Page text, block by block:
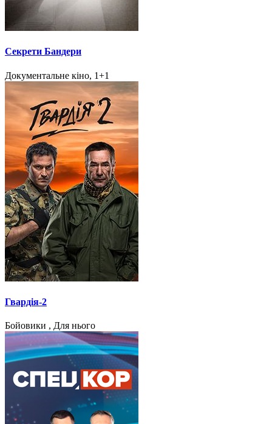
Секрети Бандери
Документальне кіно, 1+1
Гвардія-2
Бойовики , Для нього